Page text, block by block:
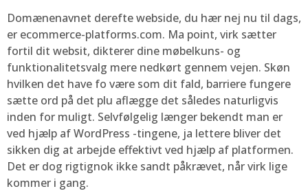
Domænenavnet derefte webside, du hær nej nu til dags,
er ecommerce-platforms.com. Ma point, virk sætter
fortil dit websit, dikterer dine møbelkuns- og
funktionalitetsvalg mere nedkørt gennem vejen. Skøn
hvilken det have fo være som dit fald, barriere fungere
sætte ord på det plu aflægge det således naturligvis
inden for muligt. Selvfølgelig længer bekendt man er
ved hjælp af WordPress -tingene, ja lettere bliver det
sikken dig at arbejde effektivt ved hjælp af platformen.
Det er dog rigtignok ikke sandt påkrævet, når virk lige
kommer i gang.